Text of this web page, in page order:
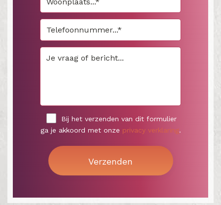
Bij het verzenden van dit formulier
ga je akkoord met onze privacy verklaring.